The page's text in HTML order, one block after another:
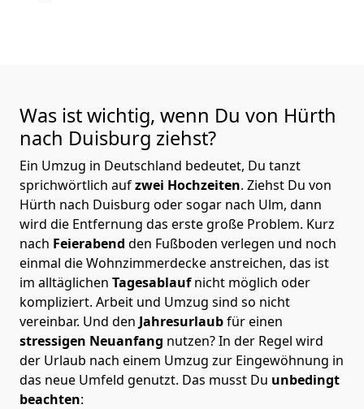
Was ist wichtig, wenn Du von Hürth
nach Duisburg ziehst?
Ein Umzug in Deutschland bedeutet, Du tanzt
sprichwörtlich aufzwei Hochzeiten. Ziehst Du von
Hürth nach Duisburg oder sogar nach Ulm, dann
wird die Entfernung das erste große Problem. Kurz
nach Feierabend den Fußboden verlegen und noch
einmal die Wohnzimmerdecke anstreichen, das ist
im alltäglichen Tagesablaufnicht möglich oder
kompliziert. Arbeit und Umzug sind so nicht
vereinbar. Und den Jahresurlaubfür einen
stressigen Neuanfang nutzen? In der Regel wird
der Urlaub nach einem Umzug zur Eingewöhnung in
das neue Umfeld genutzt. Das musst Du unbedingt
beachten: